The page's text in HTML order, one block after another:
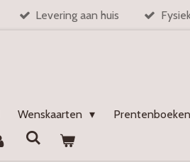
Levering aan huis
Wenskaarten Prentenboeken